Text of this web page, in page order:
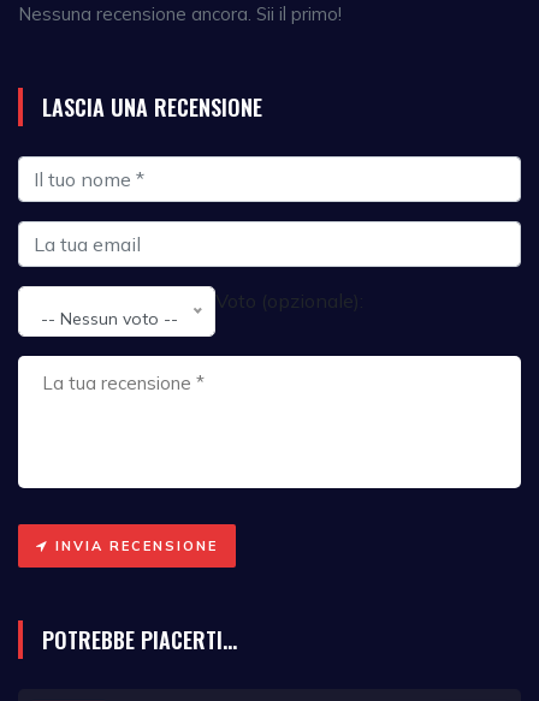
Nessuna recensione ancora. Sii il primo!
LASCIA UNA RECENSIONE
Voto (opzionale):
-- Nessun voto --
INVIA RECENSIONE
POTREBBE PIACERTI...